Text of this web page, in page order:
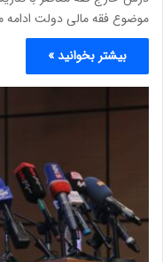
موضوع فقه مالی دولت
بیشتر بخوانید »